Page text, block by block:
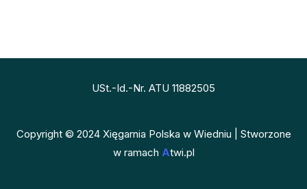
USt.-Id.-Nr. ATU 11882505
Copyright © 2024 Xięgarnia Polska w Wiedniu | Stworzone
w ramach Atwi.pl